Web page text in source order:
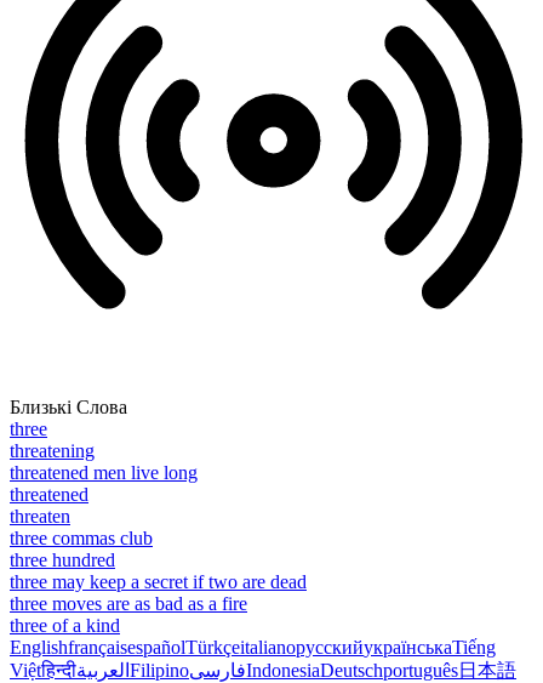
Близькі Слова
three
threatening
threatened men live long
threatened
threaten
three commas club
three hundred
three may keep a secret if two are dead
three moves are as bad as a fire
three of a kind
EnglishfrançaisespañolTürkçeitalianoрусскийукраїнськаTiếng
Việtहिन्दीالعربية FilipinoفارسیIndonesiaDeutschportuguês日本語